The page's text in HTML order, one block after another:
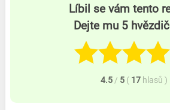
Líbil se vám tento
Dejte mu 5
4.5 / 5 ( 17 hlasů )